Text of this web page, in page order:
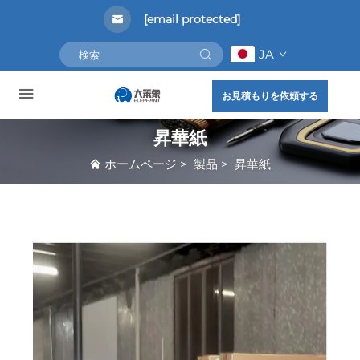
[email protected]
JA
お見積もりを依頼する
昇華紙
ホームページ > 製品 > 昇華紙